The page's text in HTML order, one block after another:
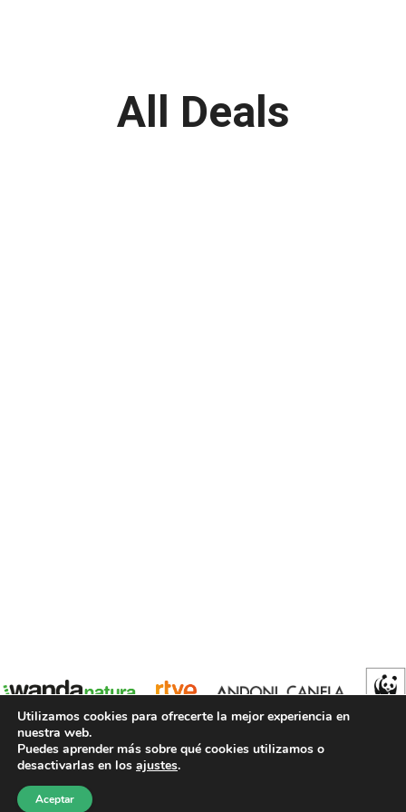
All Deals
Copyright © 2021 PANTERAS
Utilizamos cookies para ofrecerte la mejor experiencia en
nuestra web.
Puedes aprender más sobre qué cookies utilizamos o
desactivarlas en los ajustes.
Aceptar